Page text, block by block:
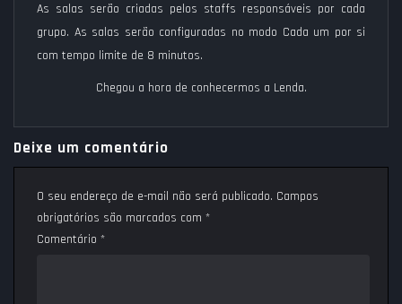
As salas serão criadas pelos staffs responsáveis por cada
grupo. As salas serão configuradas no modo Cada um por si
com tempo limite de 8 minutos.
Chegou a hora de conhecermos a Lenda.
Deixe um comentário
O seu endereço de e-mail não será publicado. Campos
obrigatórios são marcados com *
Comentário *